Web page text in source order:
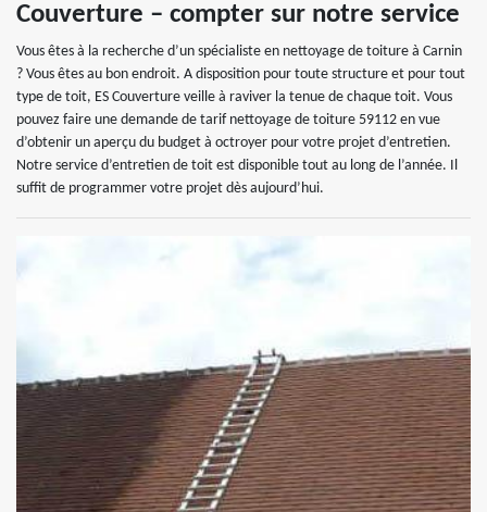
Couverture – compter sur notre service
Vous êtes à la recherche d’un spécialiste en nettoyage de toiture à Carnin
? Vous êtes au bon endroit. A disposition pour toute structure et pour tout
type de toit, ES Couverture veille à raviver la tenue de chaque toit. Vous
pouvez faire une demande de tarif nettoyage de toiture 59112 en vue
d’obtenir un aperçu du budget à octroyer pour votre projet d’entretien.
Notre service d’entretien de toit est disponible tout au long de l’année. Il
suffit de programmer votre projet dès aujourd’hui.